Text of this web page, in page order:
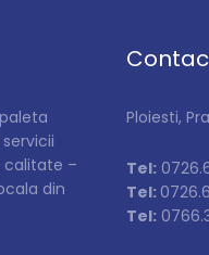
calitate –
din
Ploiesti,
Tel:
Tel:
Tel: